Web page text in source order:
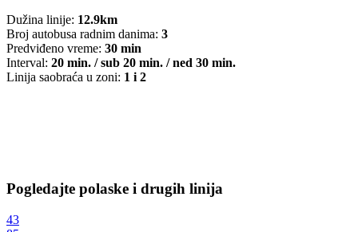
Dužina linije: 12.9km
Broj autobusa radnim danima: 3
Predviđeno vreme: 30 min
Interval: 20 min. / sub 20 min. / ned 30 min.
Linija saobraća u zoni: 1 i 2
Pogledajte polaske i drugih linija
43